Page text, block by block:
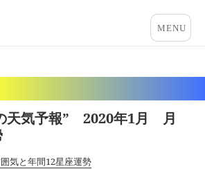
天気予報” 2020年1月 月
気と年間12星座運勢